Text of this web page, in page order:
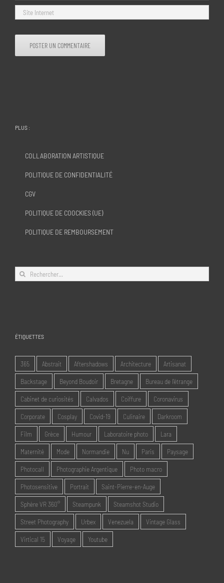
PLUS :
COLLABORATION ARTISTIQUE
POLITIQUE DE CONFIDENTIALITÉ
CGV
POLITIQUE DE COOCKIES (UE)
POLITIQUE DE REMBOURSEMENT
Rechercher:
ÉTIQUETTES
365 Abstrait Aftershadows Architecture Artisanat
Backstage Beyond Boudoir Bretagne Bureau de l'étrange
Cabinet de curiosités Calvados Coiffure Coronavirus
Corporate Cosplay Covid-19 Culinaire Darkroom
Film Grèce Humour Laboratoire photo Lara
Maternité Mode Normandie Nu Paris Paysage
Photocall Photographie Argentique Photo macro
Photosensitive Portrait Saint-Pierre-en-Auge
Sphère VR 360° Steampunk Steamshot Studio
Street Photography Urbex Venezuela Vintage Glass
Virtical 15 Voyage Youtube